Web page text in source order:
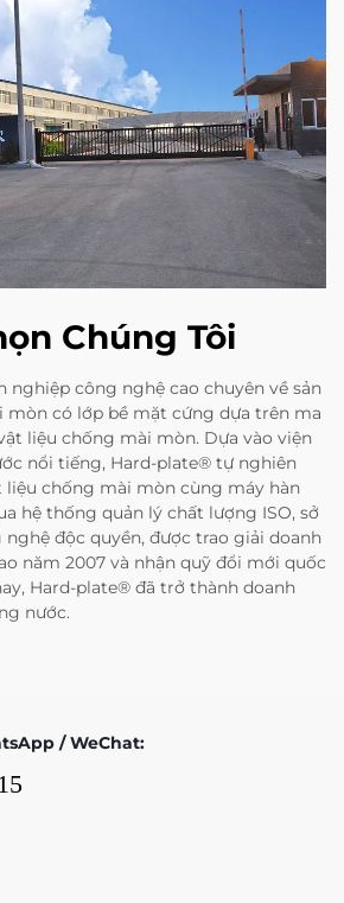
Chúng Tôi
nghiệp công nghệ cao chuyên về sản
mòn có lớp bề mặt cứng dựa trên ma
liệu chống mài mòn. Dựa vào viện
nổi tiếng, Hard-plate® tự nghiên
liệu chống mài mòn cùng máy hàn
hệ thống quản lý chất lượng ISO, sở
độc quyền, được trao giải doanh
năm 2007 và nhận quỹ đổi mới quốc
Hard-plate® đã trở thành doanh
nước.
/ WeChat: